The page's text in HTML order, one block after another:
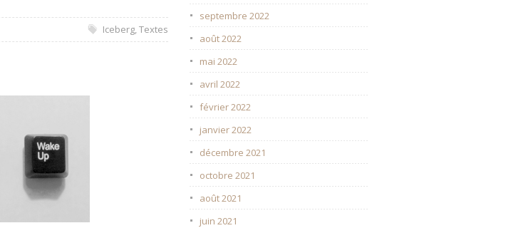
Iceberg,Textes
septembre 2022
août 2022
mai 2022
avril 2022
février 2022
janvier 2022
décembre 2021
octobre 2021
août 2021
juin 2021